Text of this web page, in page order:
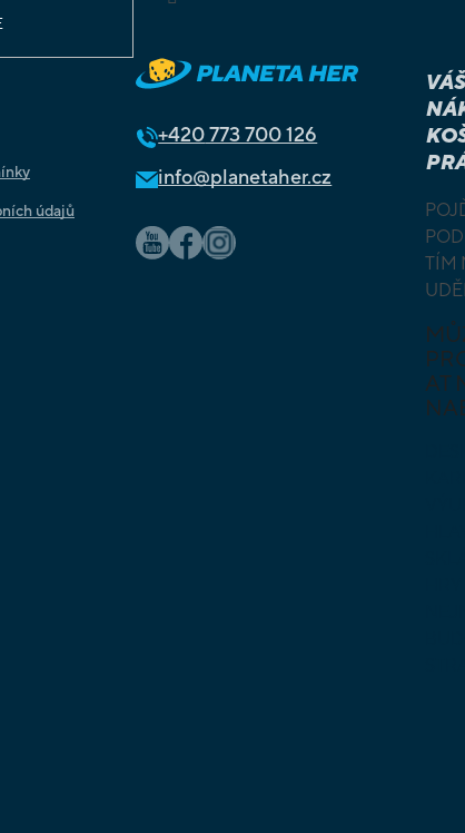
údajů
+420773 700 126
info@planetaher.cz
VÁŠ
TÍM
AT